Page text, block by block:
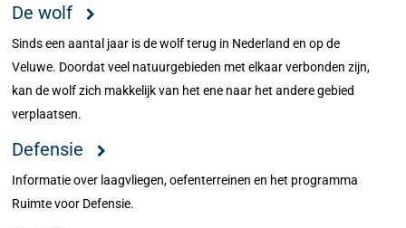
De wolf
Sinds een aantal jaar is de wolf terug in Nederland en op de
Veluwe. Doordat veel natuurgebieden met elkaar verbonden zijn,
kan de wolf zich makkelijk van het ene naar het andere gebied
verplaatsen.
Defensie
Informatie over laagvliegen, oefenterreinen en het programma
Ruimte voor Defensie.